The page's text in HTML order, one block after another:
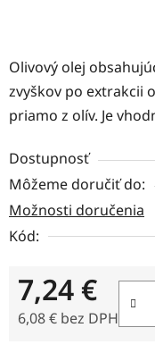
Olivový olej
zvyškov po extrakcii
priamo z olív. Je
Dostupnosť
Môžeme doručiť do:
Možnosti doručenia
Kód:
7,24 €
6,08 € bez DPH